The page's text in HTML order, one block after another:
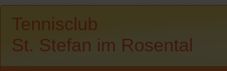
Tennisclub
St. Stefan im Rosental